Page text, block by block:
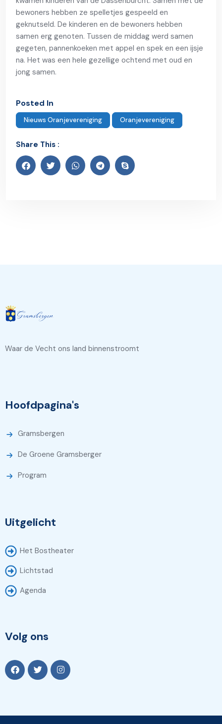
bewoners hebben ze spelletjes gespeeld en
geknutseld. De kinderen en de bewoners hebben
samen erg genoten. Tussen de middag werd samen
gegeten, pannenkoeken met appel en spek en een ijsje
na. Het was een hele gezellige ochtend met oud en
jong samen.
Posted In
Nieuws Oranjevereniging Oranjevereniging
Share This :
Waar de Vecht ons land binnenstroomt
Hoofdpagina's
Gramsbergen
De Groene Gramsberger
Program
Uitgelicht
Het Bostheater
Lichtstad
Agenda
Volg ons